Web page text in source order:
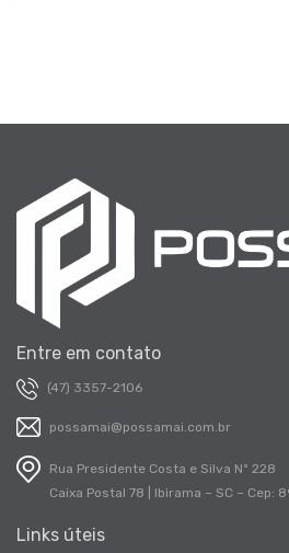
Entre em contato
(47) 3357-2106
possamai@possamai.com.br
Rua Presidente Costa e Silva Nº 228
Caixa Postal 78 | Ibirama – SC – Cep:
Links úteis